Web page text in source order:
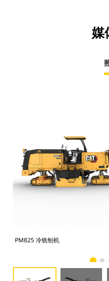
媒
PM825 冷铣刨机